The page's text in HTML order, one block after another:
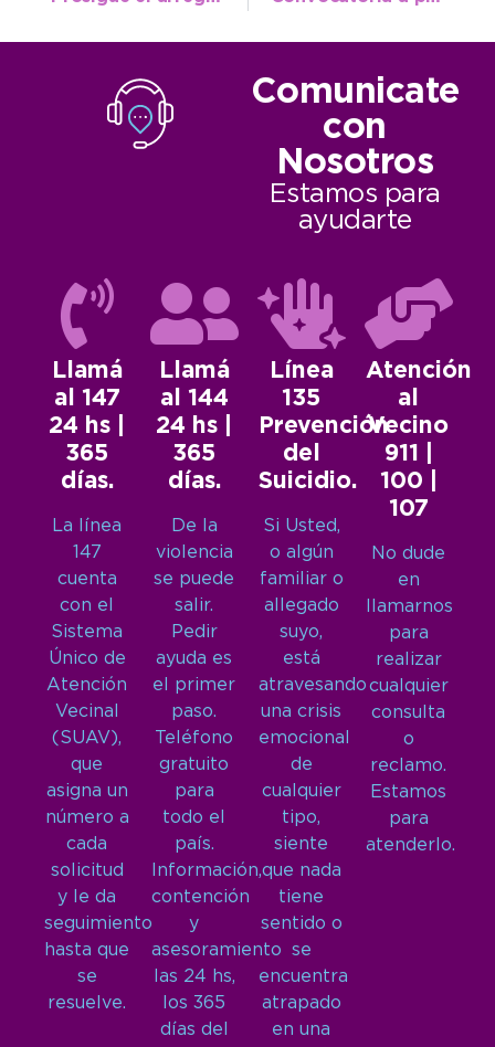
Comunicate
con
Nosotros
Estamos para
ayudarte
Llamá
al 147
24 hs |
365
días.
La línea
147
cuenta
con el
Sistema
Único de
Atención
Vecinal
(SUAV),
que
asigna un
número a
cada
solicitud
y le da
seguimiento
hasta que
se
resuelve.
Llamá
al 144
24 hs |
365
días.
De la
violencia
se puede
salir.
Pedir
ayuda es
el primer
paso.
Teléfono
gratuito
para
todo el
país.
Información,
contención
y
asesoramiento
las 24 hs,
los 365
días del
Línea
135
Prevención
del
Suicidio.
Si Usted,
o algún
familiar o
allegado
suyo,
está
atravesando
una crisis
emocional
de
cualquier
tipo,
siente
que nada
tiene
sentido o
se
encuentra
atrapado
en una
Atención
al
Vecino
911 |
100 |
107
No dude
en
llamarnos
para
realizar
cualquier
consulta
o
reclamo.
Estamos
para
atenderlo.